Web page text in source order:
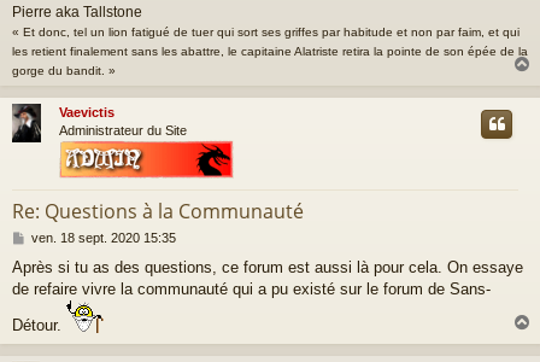
Pierre aka Tallstone
« Et donc, tel un lion fatigué de tuer qui sort ses griffes par habitude et non par faim, et qui
les retient finalement sans les abattre, le capitaine Alatriste retira la pointe de son épée de la
gorge du bandit. »
u
Vaevictis
Administrateur du Site
Re: Questions à la Communauté
M
s
s
g
e
ven. 18 sept. 2020 15:35
Après si tu as des questions, ce forum est aussi là pour cela. On essaye
de refaire vivre la communauté qui a pu existé sur le forum de Sans-
Détour.
a